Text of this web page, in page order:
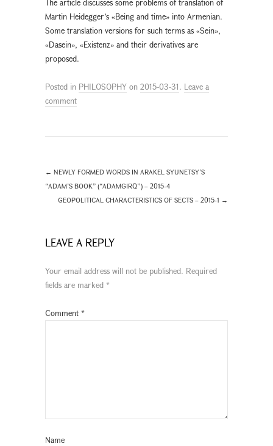
The article discusses some problems of translation of
Martin Heidegger’s «Being and time» into Armenian.
Some translation versions for such terms as «Sein»,
«Dasein», «Existenz» and their derivatives are
proposed.
Posted in PHILOSOPHY on 2015-03-31. Leave a
comment
← NEWLY FORMED WORDS IN ARAKEL SYUNETSY’S
“ADAM’S BOOK” (“ADAMGIRQ”) – 2015-4
GEOPOLITICAL CHARACTERISTICS OF SECTS – 2015-1 →
LEAVE A REPLY
Your email address will not be published. Required
fields are marked *
Comment *
Name